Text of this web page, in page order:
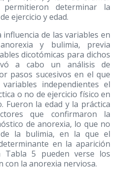
determinar la
ejercicio y edad.
de las variables en
y bulimia, previa
dicotómicas para dichos
a cabo un análisis de
pasos sucesivos en el que
independientes el
o no de ejercicio físico en
Fueron la edad y la práctica
que confirmaron la
de anorexia, lo que no
la bulimia, en la que el
en la aparición
5 pueden verse los
con la anorexia nerviosa.